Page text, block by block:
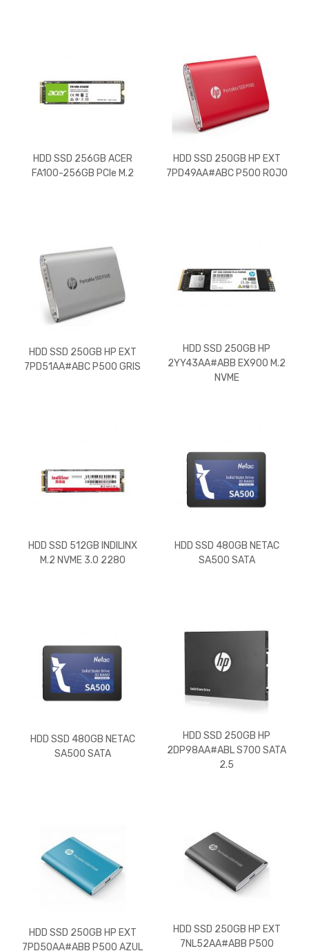
HDD SSD 256GB ACER
FA100-256GB PCIe M.2
HDD SSD 250GB HP EXT
7PD49AA#ABC P500 ROJO
HDD SSD 250GB HP EXT
7PD51AA#ABC P500 GRIS
HDD SSD 250GB HP
2YY43AA#ABB EX900 M.2
NVME
HDD SSD 512GB INDILINX
M.2 NVME 3.0 2280
HDD SSD 480GB NETAC
SA500 SATA
HDD SSD 480GB NETAC
SA500 SATA
HDD SSD 250GB HP
2DP98AA#ABL S700 SATA
2.5
HDD SSD 250GB HP EXT
7PD50AA#ABB P500 AZUL
HDD SSD 250GB HP EXT
7NL52AA#ABB P500